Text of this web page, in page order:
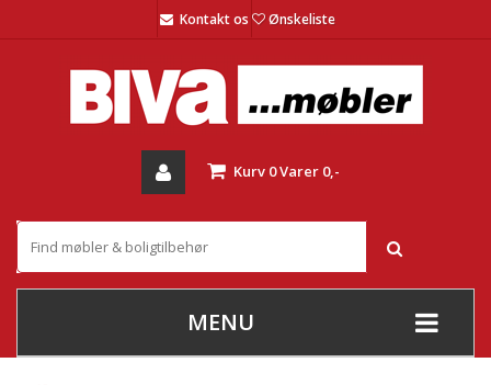
Kontakt os Ønskeliste
Kurv 0Varer 0,-
MENU